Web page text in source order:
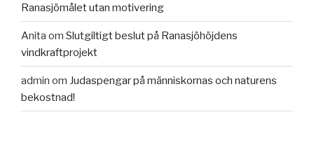
Ranasjömålet utan motivering
Anita om Slutgiltigt beslut på Ranasjöhöjdens
vindkraftprojekt
admin om Judaspengar på människornas och naturens
bekostnad!